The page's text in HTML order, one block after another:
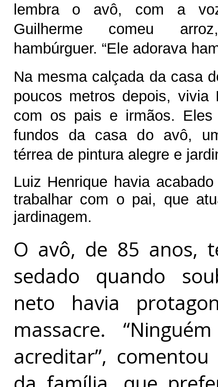
lembra o avô, com a
Guilherme comeu
hambúrguer. “Ele adorava
Na mesma calçada da casa
poucos metros depois, vivia
com os pais e irmãos. Eles
fundos da casa do avô,
térrea de pintura alegre e
Luiz Henrique havia
trabalhar com o pai, que
jardinagem.
O avô, de 85 anos,
sedado quando
neto havia
massacre.
acreditar”,